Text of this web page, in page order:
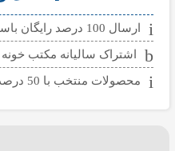
ارسال 100 درصد رایگان باسلام از محصولات منتخب
اشتراک سالیانه مکتب خونه با 54 درصد
محصولات منتخب با 50 درصد تخفیف بنیکس